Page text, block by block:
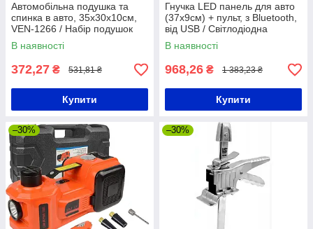
Автомобільна подушка та
спинка в авто, 35х30х10см,
VEN-1266 / Набір подушок
для сидіння автомобіля
В наявності
372,27 ₴ 531,81 ₴
Купити
Гнучка LED панель для авто
(37х9см) + пульт, з Bluetooth,
від USB / Світлодіодна
панель на скло авто
В наявності
968,26 ₴ 1 383,23 ₴
Купити
–30% –30%